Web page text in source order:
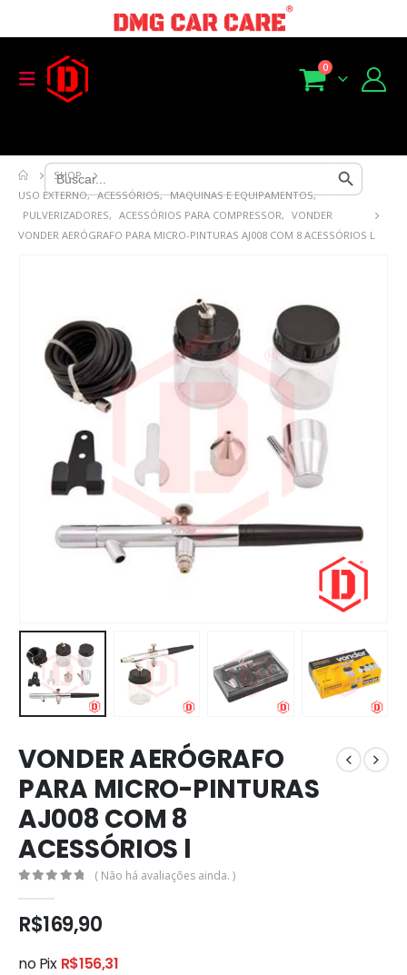
Search
for:
Search Button
0
SHOP
USO EXTERNO, ACESSÓRIOS, MAQUINAS E EQUIPAMENTOS,
PULVERIZADORES, ACESSÓRIOS PARA COMPRESSOR, VONDER
VONDER AERÓGRAFO PARA MICRO-PINTURAS AJ008 COM 8 ACESSÓRIOS L
VONDER AERÓGRAFO
PARA MICRO-PINTURAS
AJ008 COM 8
ACESSÓRIOS l
( Não há avaliações ainda. )
R$169,90
no Pix R$156,31